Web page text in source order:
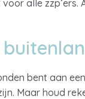
alle
bent aan
Maar houd